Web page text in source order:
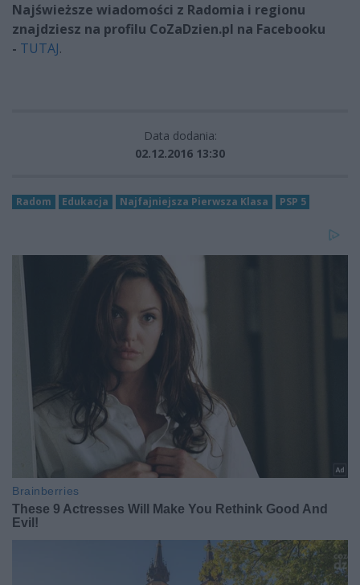
Najświeższe wiadomości z Radomia i regionu
znajdziesz na profilu CoZaDzien.pl na Facebooku
- TUTAJ.
Data dodania:
02.12.2016 13:30
Radom Edukacja Najfajniejsza Pierwsza Klasa PSP 5